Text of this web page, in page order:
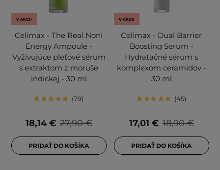
V AKCII
Celimax - The Real Noni
Energy Ampoule -
Vyživujúce pleťové sérum
s extraktom z moruše
indickej - 30 ml
79
27,90 €
18,14 €
PRIDAŤ DO KOŠÍKA
V AKCII
Celimax - Dual Barrier
Boosting Serum -
Hydratačné sérum s
komplexom ceramidov -
30 ml
45
18,90 €
17,01 €
PRIDAŤ DO KOŠÍKA